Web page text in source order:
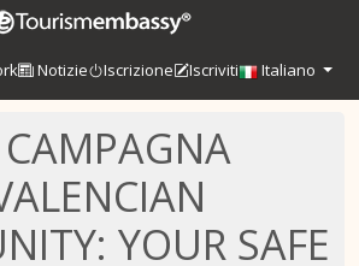
Notizie Iscrizione Iscriviti Italiano
YOUR SAFE